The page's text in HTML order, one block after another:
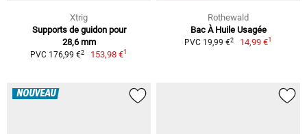
Xtrig
Supports de guidon pour
28,6 mm
PVC 176,99 €2 153,98 €1
Rothewald
Bac À Huile Usagée
PVC 19,99 €2 14,99 €1
NOUVEAU